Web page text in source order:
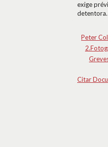
exige
detentora.
Peter
Citar